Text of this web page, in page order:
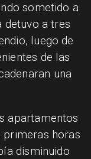
sometido a
detuvo a tres
luego de
de las
una
apartamentos
primeras horas
disminuido